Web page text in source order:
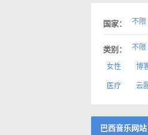
国家： 不限
类别： 不限
女性
博
医疗
云
巴西音乐网站